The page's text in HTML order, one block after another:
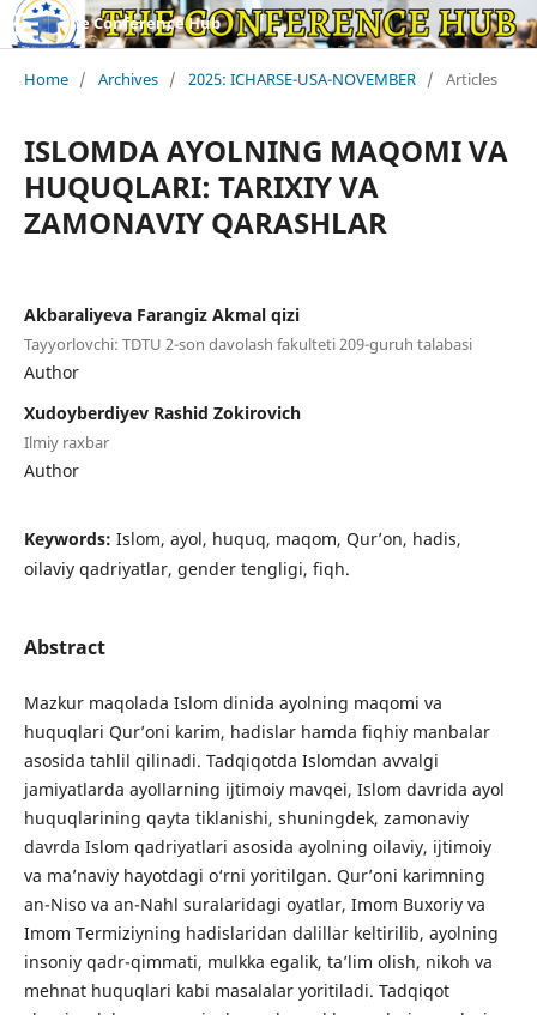
The Conference Hub
Home / Archives / 2025: ICHARSE-USA-NOVEMBER / Articles
ISLOMDA AYOLNING MAQOMI VA
HUQUQLARI: TARIXIY VA
ZAMONAVIY QARASHLAR
Akbaraliyeva Farangiz Akmal qizi
Tayyorlovchi: TDTU 2-son davolash fakulteti 209-guruh talabasi
Author
Xudoyberdiyev Rashid Zokirovich
Ilmiy raxbar
Author
Keywords: Islom, ayol, huquq, maqom, Qur’on, hadis,
oilaviy qadriyatlar, gender tengligi, fiqh.
Abstract
Mazkur maqolada Islom dinida ayolning maqomi va
huquqlari Qur’oni karim, hadislar hamda fiqhiy manbalar
asosida tahlil qilinadi. Tadqiqotda Islomdan avvalgi
jamiyatlarda ayollarning ijtimoiy mavqei, Islom davrida ayol
huquqlarining qayta tiklanishi, shuningdek, zamonaviy
davrda Islom qadriyatlari asosida ayolning oilaviy, ijtimoiy
va ma’naviy hayotdagi o‘rni yoritilgan. Qur’oni karimning
an-Niso va an-Nahl suralaridagi oyatlar, Imom Buxoriy va
Imom Termiziyning hadislaridan dalillar keltirilib, ayolning
insoniy qadr-qimmati, mulkka egalik, ta’lim olish, nikoh va
mehnat huquqlari kabi masalalar yoritiladi. Tadqiqot